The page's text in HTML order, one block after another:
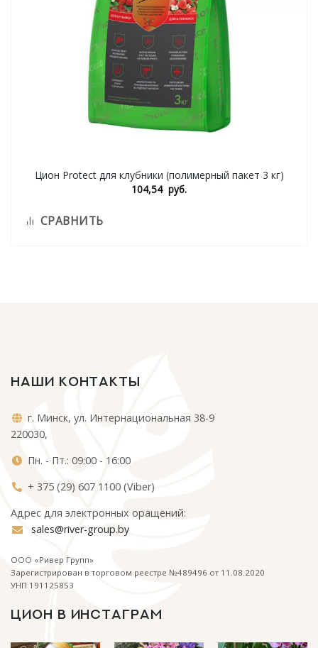
Цион Protect для клубники (полимерный пакет 3 кг)
104,54 руб.
СРАВНИТЬ
НАШИ КОНТАКТЫ
г. Минск, ул. Интернациональная 38-9
220030,
Пн. - Пт.: 09:00 - 16:00
+ 375 (29) 607 1100 (Viber)
Адрес для электронных оращений:
sales@river-group.by
ООО «Ривер Групп»
Зарегистрирован в торговом реестре №489496 от 11.08.2020
УНП 191125853
ЦИОН В ИНСТАГРАМ